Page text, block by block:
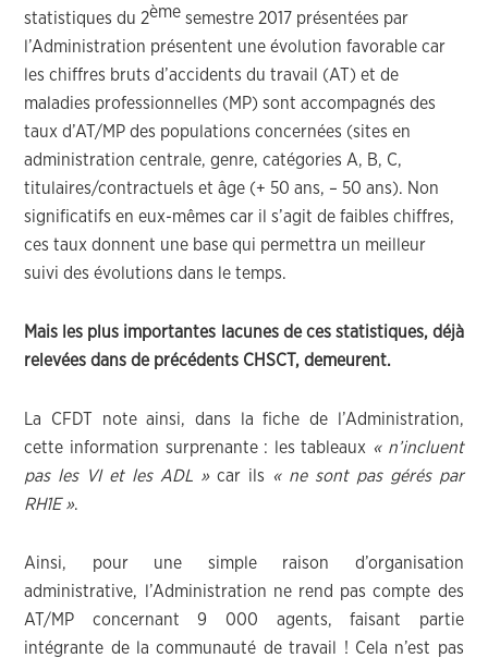
statistiques du 2ème semestre 2017 présentées par
l’Administration présentent une évolution favorable car
les chiffres bruts d’accidents du travail (AT) et de
maladies professionnelles (MP) sont accompagnés des
taux d’AT/MP des populations concernées (sites en
administration centrale, genre, catégories A, B, C,
titulaires/contractuels et âge (+ 50 ans, – 50 ans). Non
significatifs en eux-mêmes car il s’agit de faibles chiffres,
ces taux donnent une base qui permettra un meilleur
suivi des évolutions dans le temps.
Mais les plus importantes lacunes de ces statistiques, déjà
relevées dans de précédents CHSCT, demeurent.
La CFDT note ainsi, dans la fiche de l’Administration,
cette information surprenante : les tableaux « n’incluent
pas les VI et les ADL »car ils
« ne sont pas gérés par
RH1E ».
Ainsi, pour une simple raison d’organisation
administrative, l’Administration ne rend pas compte des
AT/MP concernant 9 000 agents, faisant partie
intégrante de la communauté de travail ! Cela n’est pas